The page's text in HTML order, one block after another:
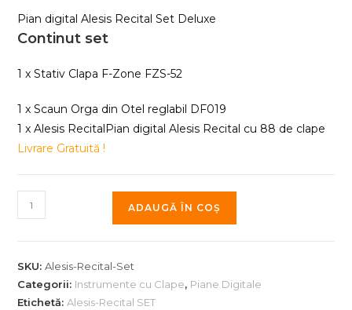
8,990.00 MDL.
Pian digital Alesis Recital Set Deluxe
Continut set
1 x Stativ Clapa F-Zone FZS-52
1 x Scaun Orga din Otel reglabil DF019
1 x Alesis RecitalPian digital Alesis Recital cu 88 de clape
Livrare Gratuită !
Cantitate
Pian
Recital
Set
ADAUGĂ ÎN COȘ
SKU:Alesis-Recital-Set
Categorii: Instrumente cu Clape, Piane Digitale
Etichetă:Alesis-Recital SET